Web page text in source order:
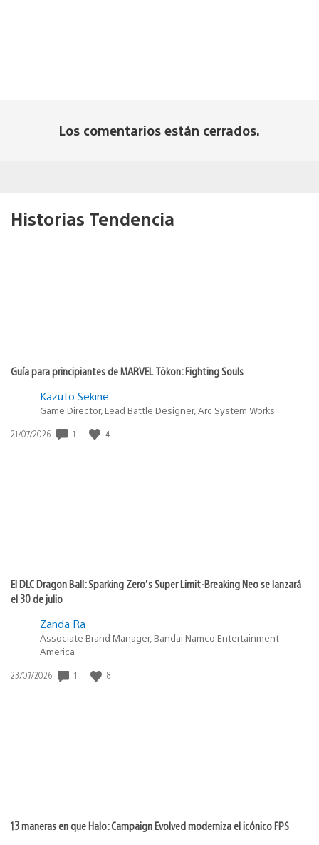
Los comentarios están cerrados.
Historias Tendencia
Guía para principiantes de MARVEL Tōkon: Fighting Souls
Kazuto Sekine
Game Director, Lead Battle Designer, Arc System Works
Fecha
21/07/2026 1 4
El DLC Dragon Ball: Sparking Zero’s Super Limit-Breaking Neo se lanzará
el 30 de julio
Zanda Ra
Associate Brand Manager, Bandai Namco Entertainment
America
Fecha
23/07/2026 1 8
13 maneras en que Halo: Campaign Evolved moderniza el icónico FPS